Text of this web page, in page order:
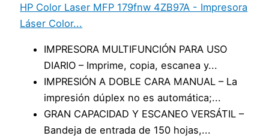
HP Color Laser MFP 179fnw 4ZB97A - Impresora
Láser Color...
IMPRESORA MULTIFUNCIÓN PARA USO
DIARIO – Imprime, copia, escanea y...
IMPRESIÓN A DOBLE CARA MANUAL – La
impresión dúplex no es automática;...
GRAN CAPACIDAD Y ESCANEO VERSÁTIL –
Bandeja de entrada de 150 hojas,...